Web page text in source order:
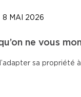
8 MAI 2026
ne vous
sa propriété